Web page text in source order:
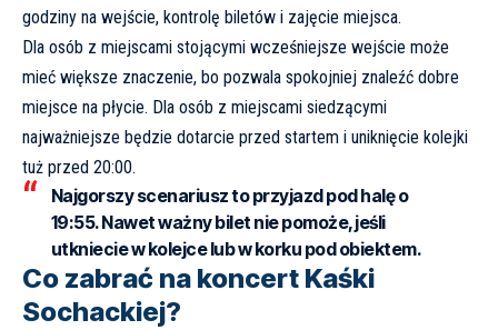
godziny na wejście, kontrolę biletów i zajęcie miejsca.
Dla osób z miejscami stojącymi wcześniejsze wejście może
mieć większe znaczenie, bo pozwala spokojniej znaleźć dobre
miejsce na płycie. Dla osób z miejscami siedzącymi
najważniejsze będzie dotarcie przed startem i uniknięcie kolejki
tuż przed 20:00.
Najgorszy scenariusz to przyjazd pod halę o
19:55. Nawet ważny bilet nie pomoże, jeśli
utkniecie w kolejce lub w korku pod obiektem.
Co zabrać na koncert Kaśki
Sochackiej?